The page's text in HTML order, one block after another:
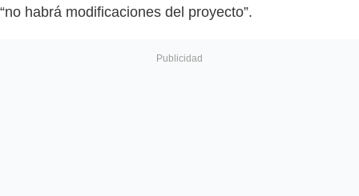
“no habrá modificaciones del proyecto”.